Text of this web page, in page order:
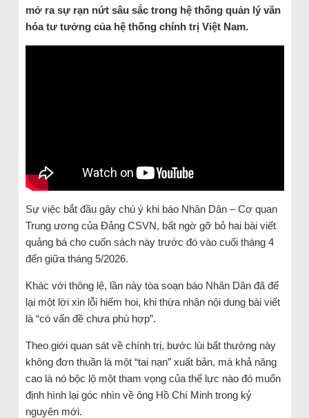
mở ra sự rạn nứt sâu sắc trong hệ thống quản lý văn
hóa tư tưởng của hệ thống chính trị Việt Nam.
Sự việc bắt đầu gây chú ý khi báo Nhân Dân – Cơ quan
Trung ương của Đảng CSVN, bất ngờ gỡ bỏ hai bài viết
quảng bá cho cuốn sách này trước đó vào cuối tháng 4
đến giữa tháng 5/2026.
Khác với thông lệ, lần này tòa soạn báo Nhân Dân đã để
lại một lời xin lỗi hiếm hoi, khi thừa nhận nội dung bài viết
là “có vấn đề chưa phù hợp”.
Theo giới quan sát về chính trị, bước lùi bất thường này
không đơn thuần là một “tai nạn” xuất bản, mà khả năng
cao là nó bộc lộ một tham vọng của thế lực nào đó muốn
định hình lại góc nhìn về ông Hồ Chí Minh trong kỷ
nguyên mới.